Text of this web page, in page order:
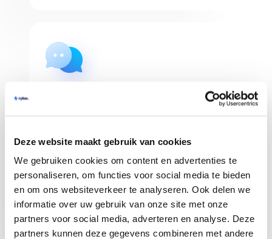
Deze website maakt gebruik van cookies
We gebruiken cookies om content en advertenties te
personaliseren, om functies voor social media te bieden
en om ons websiteverkeer te analyseren. Ook delen we
informatie over uw gebruik van onze site met onze
partners voor social media, adverteren en analyse. Deze
partners kunnen deze gegevens combineren met andere
über Ihre Bestellungen. Sie können auch
Teammitglieder einladen!